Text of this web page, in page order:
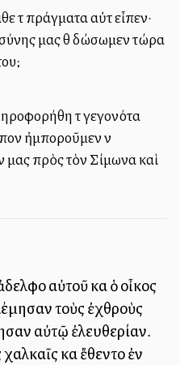
πράγματα αὐτὰ εἶπεν·
μας θὰ δώσωμεν τώρα
τὰ γεγονότα
ἠμποροῦμεν νὰ
μας πρὸς τὸν Σίμωνα καὶ
αὐτοῦ καὶ ὁ οἶκος
τοὺς ἐχθροὺς
αὐτῷ ἐλευθερίαν.
καὶ ἔθεντο ἐν